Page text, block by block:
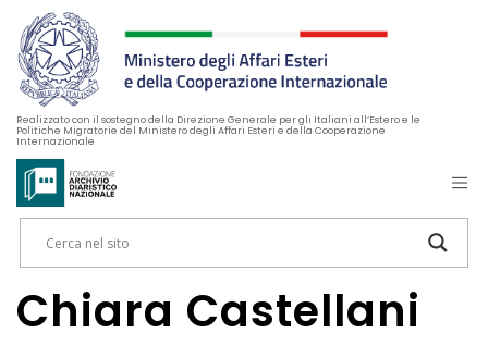
Realizzato con il sostegno della Direzione Generale per gli Italiani all’Estero e le
Politiche Migratorie del Ministero degli Affari Esteri e della Cooperazione
Internazionale
Chiara Castellani